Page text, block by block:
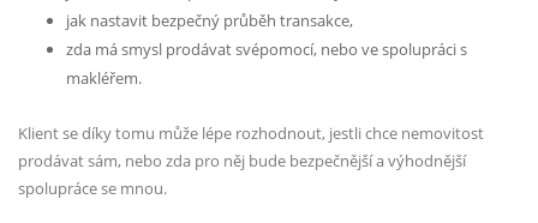
jak nastavit bezpečný průběh transakce,
zda má smysl prodávat svépomocí, nebo ve spolupráci s
makléřem.
Klient se díky tomu může lépe rozhodnout, jestli chce nemovitost
prodávat sám, nebo zda pro něj bude bezpečnější a výhodnější
spolupráce se mnou.